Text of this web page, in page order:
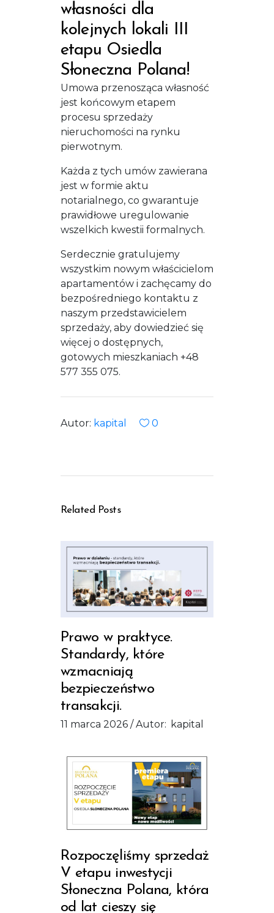
własności dla
kolejnych lokali III
etapu Osiedla
Słoneczna Polana!
Umowa przenosząca własność
jest końcowym etapem
procesu sprzedaży
nieruchomości na rynku
pierwotnym.
Każda z tych umów zawierana
jest w formie aktu
notarialnego, co gwarantuje
prawidłowe uregulowanie
wszelkich kwestii formalnych.
Serdecznie gratulujemy
wszystkim nowym właścicielom
apartamentów i zachęcamy do
bezpośredniego kontaktu z
naszym przedstawicielem
sprzedaży, aby dowiedzieć się
więcej o dostępnych,
gotowych mieszkaniach +48
577 355 075.
Autor: kapital 0
Related Posts
Prawo w praktyce.
Standardy, które
wzmacniają
bezpieczeństwo
transakcji.
11 marca 2026 Autor: kapital
Rozpoczęliśmy sprzedaż
V etapu inwestycji
Słoneczna Polana, która
od lat cieszy się